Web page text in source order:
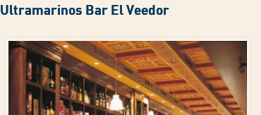
Ultramarinos Bar El Veedor